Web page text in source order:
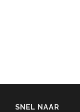
SNEL NAAR